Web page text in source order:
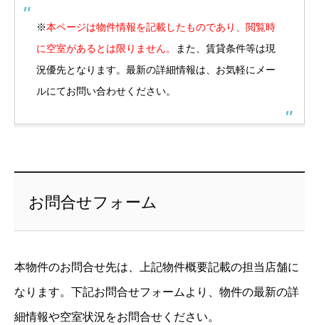
※本ページは物件情報を記載したものであり、閲覧時
に空室があるとは限りません。
また、賃貸条件等は現
況優先となります。最新の詳細情報は、お気軽にメー
ルにてお問い合わせください。
お問合せフォーム
本物件のお問合せ先は、上記物件概要記載の担当店舗に
なります。下記お問合せフォームより、物件の最新の詳
細情報や空室状況をお問合せください。